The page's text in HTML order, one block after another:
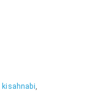
kisahnabi,